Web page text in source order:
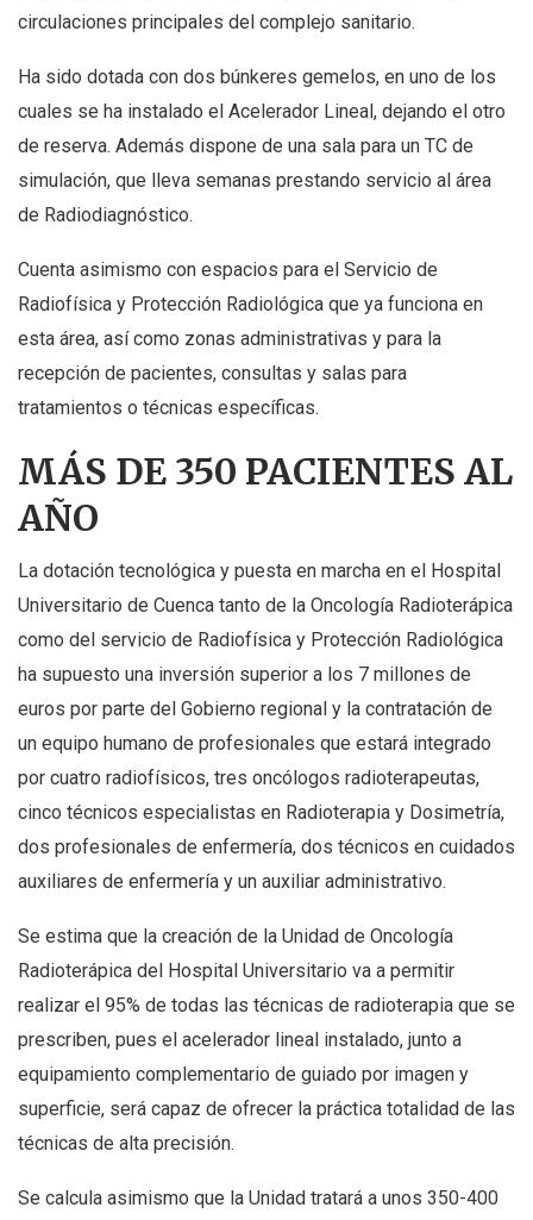
circulaciones principales del complejo sanitario.
Ha sido dotada con dos búnkeres gemelos, en uno de los
cuales se ha instalado el Acelerador Lineal, dejando el otro
de reserva. Además dispone de una sala para un TC de
simulación, que lleva semanas prestando servicio al área
de Radiodiagnóstico.
Cuenta asimismo con espacios para el Servicio de
Radiofísica y Protección Radiológica que ya funciona en
esta área, así como zonas administrativas y para la
recepción de pacientes, consultas y salas para
tratamientos o técnicas específicas.
MÁS DE 350 PACIENTES AL
AÑO
La dotación tecnológica y puesta en marcha en el Hospital
Universitario de Cuenca tanto de la Oncología Radioterápica
como del servicio de Radiofísica y Protección Radiológica
ha supuesto una inversión superior a los 7 millones de
euros por parte del Gobierno regional y la contratación de
un equipo humano de profesionales que estará integrado
por cuatro radiofísicos, tres oncólogos radioterapeutas,
cinco técnicos especialistas en Radioterapia y Dosimetría,
dos profesionales de enfermería, dos técnicos en cuidados
auxiliares de enfermería y un auxiliar administrativo.
Se estima que la creación de la Unidad de Oncología
Radioterápica del Hospital Universitario va a permitir
realizar el 95% de todas las técnicas de radioterapia que se
prescriben, pues el acelerador lineal instalado, junto a
equipamiento complementario de guiado por imagen y
superficie, será capaz de ofrecer la práctica totalidad de las
técnicas de alta precisión.
Se calcula asimismo que la Unidad tratará a unos 350-400